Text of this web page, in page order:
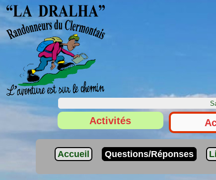
Activités
Accueil Questions/Réponses